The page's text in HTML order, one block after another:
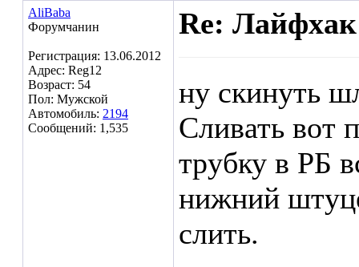
AliBaba
Форумчанин
Регистрация: 13.06.2012
Адрес: Reg12
Возраст: 54
Пол: Мужской
Автомобиль: 2194
Сообщений: 1,535
Re:
ну скинуть
Сливать вот
трубку в РБ
нижний
слить.